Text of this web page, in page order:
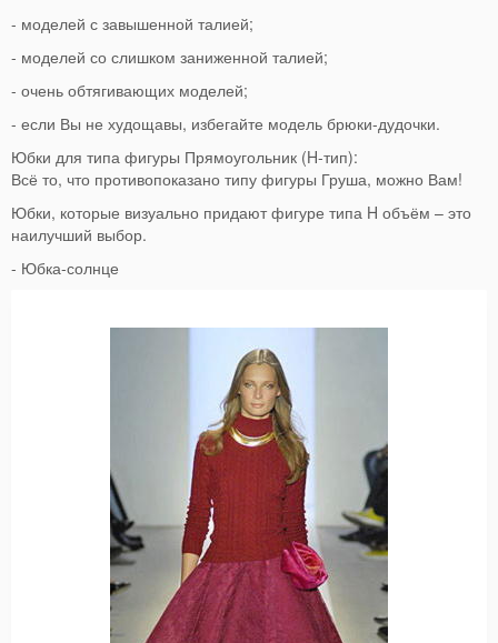
- моделей с завышенной талией;
- моделей со слишком заниженной талией;
- очень обтягивающих моделей;
- если Вы не худощавы, избегайте модель брюки-дудочки.
Юбки для типа фигуры Прямоугольник (H-тип):
Всё то, что противопоказано типу фигуры Груша, можно Вам!
Юбки, которые визуально придают фигуре типа H объём – это
наилучший выбор.
- Юбка-солнце